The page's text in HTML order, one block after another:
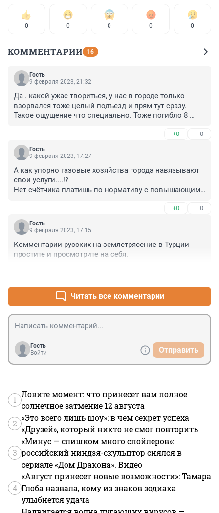
0 0 0 0 0
КОММЕНТАРИИ 16
Гость
9 февраля 2023, 21:32
Да . какой ужас твориться, у нас в городе только
взорвался тоже целый подъезд и прям тут сразу.
Такое ощущение что специально. Тоже погибло 8
+0 –0
Гость
9 февраля 2023, 17:27
А как упорно газовые хозяйства города навязывают
свои услуги....!?
Нет счётчика платишь по нормативу с повышающим
Не нужен газ придите заглушите и опечатайте, не
идут...
столько же...
тут и диверсий не надо...
+0 –0
Гость
9 февраля 2023, 17:15
Комментарии русских на землетрясение в Турции
простите и просмотрите на себя.
Читать все комментарии
Гость
Войти
Отправить
1
Ловите момент: что принесет вам полное
солнечное затмение 12 августа
2
«Это всего лишь шоу»: в чем секрет успеха
«Друзей», который никто не смог повторить
3
«Минус — слишком много спойлеров»:
российский ниндзя-скульптор снялся в
сериале «Дом Дракона». Видео
4
«Август принесет новые возможности»: Тамара
Глоба назвала, кому из знаков зодиака
улыбнется удача